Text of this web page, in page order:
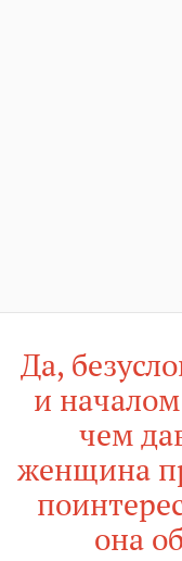
Да,
и
чем
женщина
она